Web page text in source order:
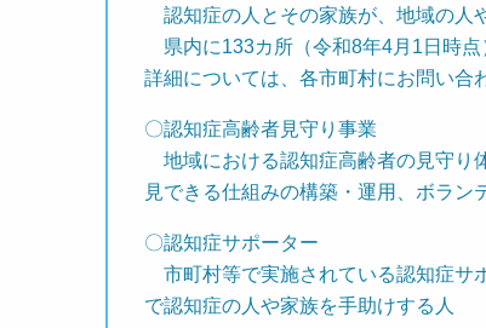
認知症の人とその家族が、地域の人
県内に133カ所（令和8年4月1日時点
詳細については、各市町村にお問い合
〇認知症高齢者見守り事業
地域における認知症高齢者の見守り
見できる仕組みの構築・運用、ボラン
〇認知症サポーター
市町村等で実施されている認知症サ
で認知症の人や家族を手助けする人